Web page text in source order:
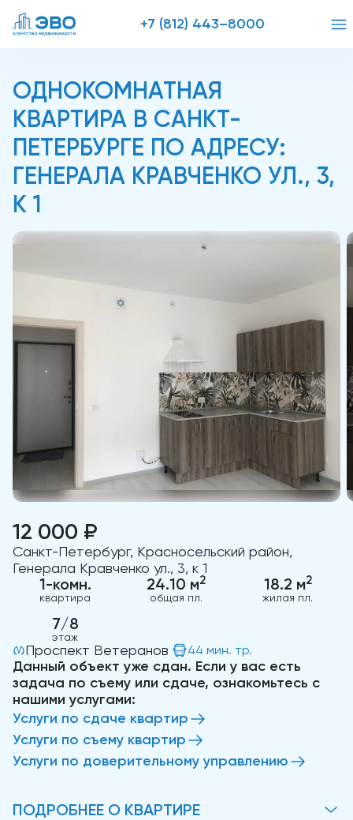
+7 (812) 443–8000
ОДНОКОМНАТНАЯ
КВАРТИРА В САНКТ-
ПЕТЕРБУРГЕ ПО АДРЕСУ:
ГЕНЕРАЛА КРАВЧЕНКО УЛ., 3,
К 1
12 000 ₽
Санкт-Петербург, Красносельский район,
Генерала Кравченко ул., 3, к 1
1-комн.
квартира
24.10 м2
общая пл.
18.2 м2
жилая пл.
7/8
этаж
Проспект Ветеранов 44 мин. тр.
Данный объект уже сдан. Если у вас есть
задача по съему или сдаче, ознакомьтесь с
нашими услугами:
Услуги по сдаче квартир
Услуги по съему квартир
Услуги по доверительному управлению
ПОДРОБНЕЕ О КВАРТИРЕ